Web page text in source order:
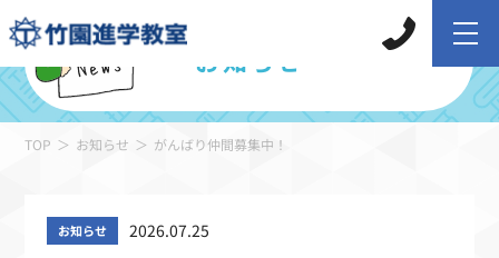
お知らせ
TOP お知らせ がんばり仲間募集中！
お知らせ 2026.07.25